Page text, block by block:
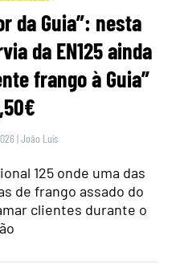
da Guia”: nesta
da EN125 ainda
frango à Guia”
|João Luís
125 onde uma das
de frango assado do
clientes durante o